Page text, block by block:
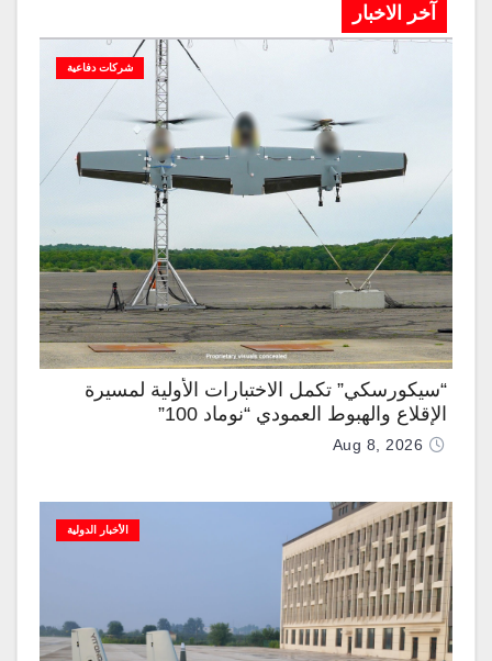
آخر الاخبار
شركات دفاعية
“سيكورسكي” تكمل الاختبارات الأولية لمسيرة
الإقلاع والهبوط العمودي “نوماد 100”
Aug 8, 2026
الأخبار الدولية